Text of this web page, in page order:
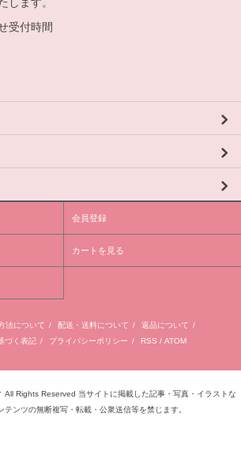
します。
受付時間
会員登録
カートを見る
法について / 配送・送料について / 返品について /
づく表記 / プライバシーポリシー / RSS / ATOM
All Rights Reserved 当サイトに掲載した記事・写真・イラストな
テンツの無断複写・転載・公衆送信等を禁じます。